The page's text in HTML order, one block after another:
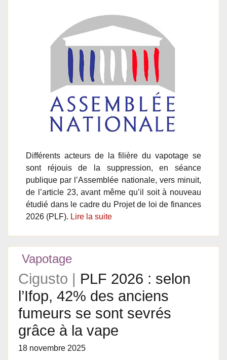
Différents acteurs de la filière du vapotage se
sont réjouis de la suppression, en séance
publique par l’Assemblée nationale, vers minuit,
de l’article 23, avant même qu’il soit à nouveau
étudié dans le cadre du Projet de loi de finances
2026 (PLF). Lire la suite
Vapotage
Cigusto | PLF 2026 : selon
l’Ifop, 42% des anciens
fumeurs se sont sevrés
grâce à la vape
18 novembre 2025